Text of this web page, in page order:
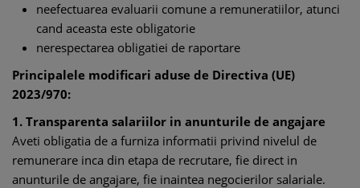
neefectuarea evaluarii comune a remuneratiilor, atunci
cand aceasta este obligatorie
nerespectarea obligatiei de raportare
Principalele modificari aduse de Directiva (UE)
2023/970:
1. Transparenta salariilor in anunturile de angajare
Aveti obligatia de a furniza informatii privind nivelul de
remunerare inca din etapa de recrutare, fie direct in
anunturile de angajare, fie inaintea negocierilor salariale.